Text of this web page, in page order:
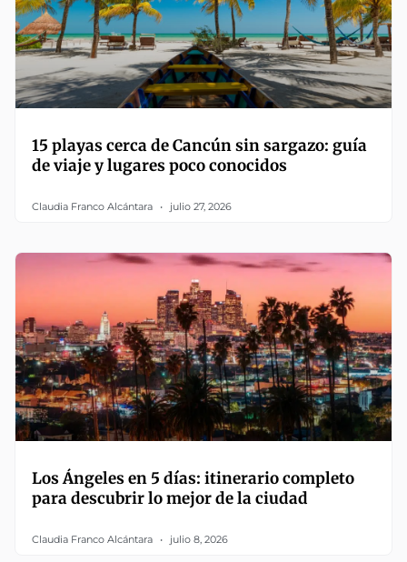
15 playas cerca de Cancún sin sargazo: guía
de viaje y lugares poco conocidos
Claudia Franco Alcántara julio 27, 2026
Los Ángeles en 5 días: itinerario completo
para descubrir lo mejor de la ciudad
Claudia Franco Alcántara julio 8, 2026